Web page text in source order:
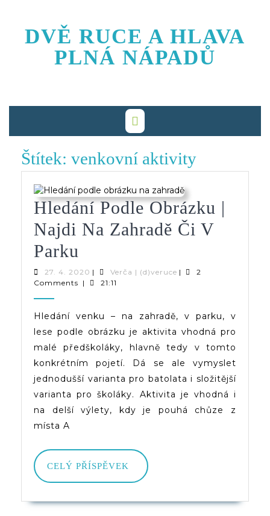
content
DVĚ RUCE A HLAVA
PLNÁ NÁPADŮ
Štítek: venkovní aktivity
Hledání Podle Obrázku |
Najdi Na Zahradě Či V
Parku
Podle
Obrázku
|
Najdi
Na
Zahradě
Či
Parku
27. 4. 2020 27.
4.
| Verča | (d)veruceVerča
|
2
Comments | 21:11
Hledání venku – na zahradě, v parku, v
lese podle obrázku je aktivita vhodná pro
malé předškoláky, hlavně tedy v tomto
konkrétním pojetí. Dá se ale vymyslet
jednodušší varianta pro batolata i složitější
varianta pro školáky. Aktivita je vhodná i
na delší výlety, kdy je pouhá chůze z
místa A
CELÝ PŘÍSPĚVEK
CELÝ
PŘÍSPĚVEK